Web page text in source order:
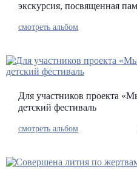
экскурсия, посвященная
смотреть альбом
Для участников проекта
детский фестиваль
смотреть альбом